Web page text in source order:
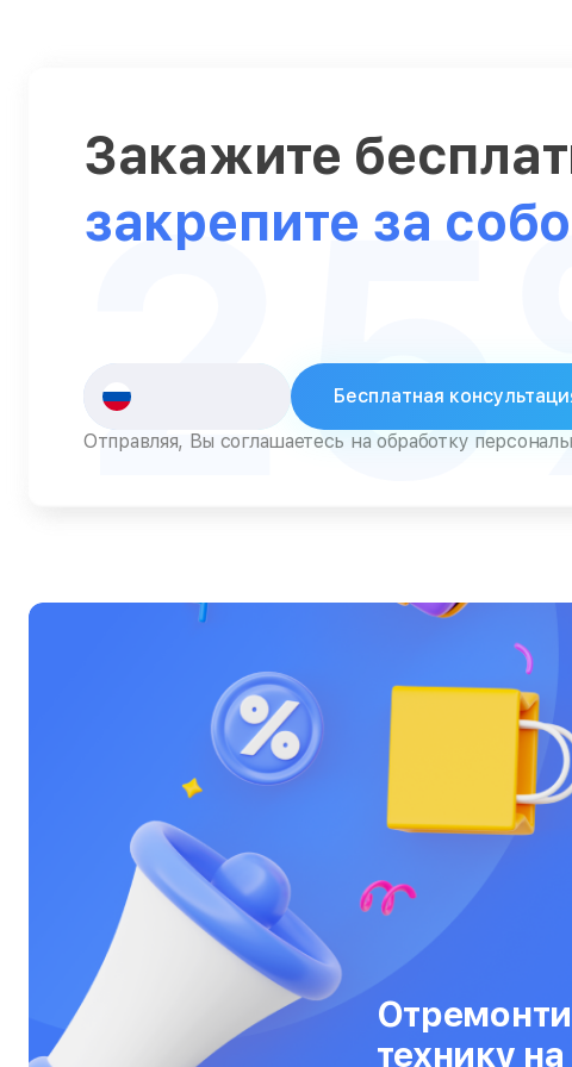
Снегоуборщики
Стедикамы
Сушильные машины
Телевизоры
Телефоны
Фены
Холодильники
Цифровые бинокли
Экшн-камеры
Электровелосипеды
Электросамокаты
Эхолоты
Закажите
закрепите за
Бесплатная
Отправляя, Вы соглашаетесь на обработку
технику